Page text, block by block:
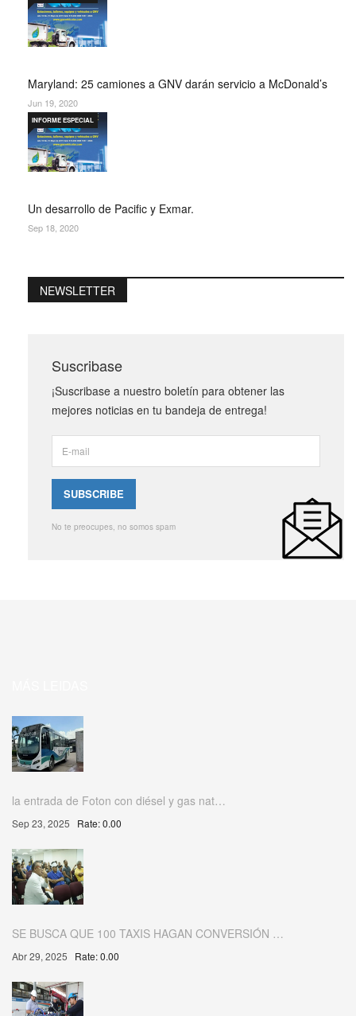
Maryland: 25 camiones a GNV darán servicio a McDonald’s
Jun 19, 2020
Un desarrollo de Pacific y Exmar.
INFORME ESPECIAL
Sep 18, 2020
NEWSLETTER
Suscribase
¡Suscribase a nuestro boletín para obtener las
mejores noticias en tu bandeja de entrega!
No te preocupes, no somos spam
la entrada de Foton con diésel y gas nat…
Sep 23, 2025 Rate: 0.00
SE BUSCA QUE 100 TAXIS HAGAN CONVERSIÓN …
Abr 29, 2025 Rate: 0.00